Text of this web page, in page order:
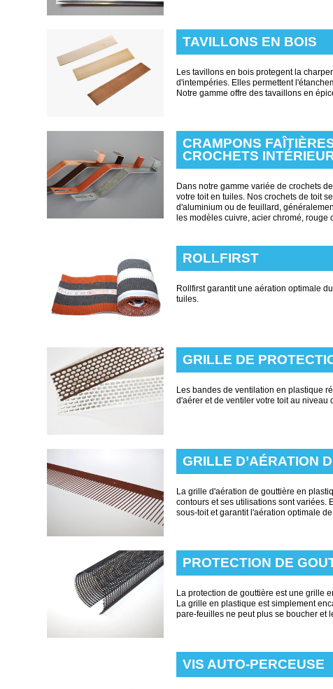
TAVILLONS EN BOIS
Les tavillons en bois protegent la
d'intempéries. Elles permettent
Notre gamme offre des tavaillons en
CRAMPONS
CROCHETS
Dans notre gamme variée de crochets
votre toit en tuiles. Nos crochets de toit
d'aluminium ou de feuillard,
les modèles cuivre, acier chromé,
ROLLFIRST
Rollfirst garantit une aération optimale
tuiles.
GRILLE DE
Les bandes de ventilation en plastique
d'aérer et de ventiler votre toit au niveau
GRILLE D’AÉRATION
La grille d'aération de gouttière en
contours et ses utilisations sont variées.
sous-toit et garantit l'aération optimale
PROTECTION DE
La protection de gouttière est une grille
La grille en plastique est simplement
pare-feuilles ne peut plus se boucher et
VIS AUTO-PERCEUSE